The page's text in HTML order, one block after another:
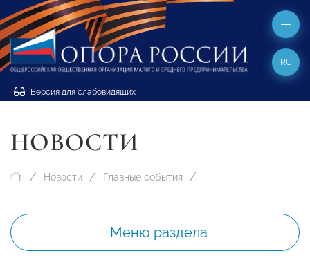
Версия для слабовидящих
RU
НОВОСТИ
Новости Главные события
Меню раздела